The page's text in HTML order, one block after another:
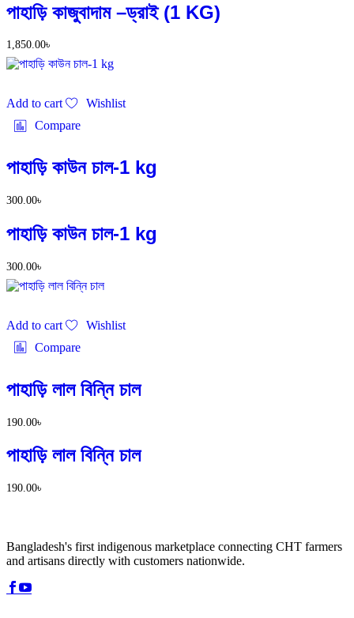
পাহাড়ি কাজুবাদাম –ড্রাই (1 KG)
1,850.00৳
Add to cart
Wishlist
Compare
পাহাড়ি কাউন চাল-1 kg
300.00৳
পাহাড়ি কাউন চাল-1 kg
300.00৳
Add to cart
Wishlist
Compare
পাহাড়ি লাল বিন্নি চাল
190.00৳
পাহাড়ি লাল বিন্নি চাল
190.00৳
Bangladesh's first indigenous marketplace connecting CHT farmers
and artisans directly with customers nationwide.